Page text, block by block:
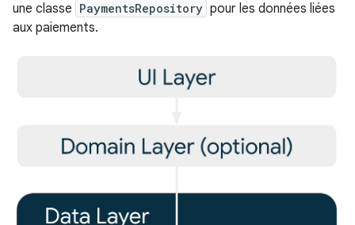
une classe PaymentsRepository pour les données liées
aux paiements.